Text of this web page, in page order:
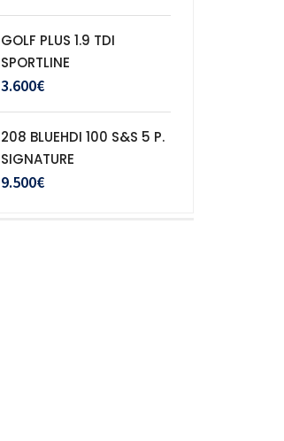
GOLF PLUS 1.9 TDI
SPORTLINE
3.600€
208 BLUEHDI 100 S&S 5 P.
SIGNATURE
9.500€